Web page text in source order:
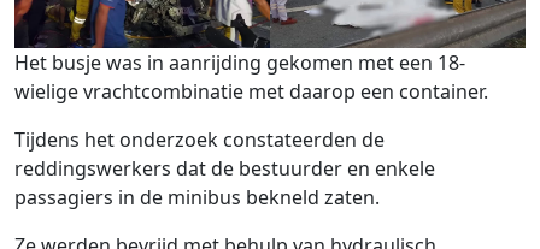
Het busje was in aanrijding gekomen met een 18-
wielige vrachtcombinatie met daarop een container.
Tijdens het onderzoek constateerden de
reddingswerkers dat de bestuurder en enkele
passagiers in de minibus bekneld zaten.